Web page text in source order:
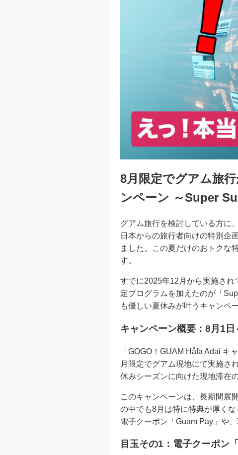
8月限定でグアム旅
ンペーン ～Super
グアム旅行を検討している方に
日本からの旅行者向けの特別企
ました。この夏だけのおトクな
す。
すでに2025年12月から実施され
定プログラムを加えたのが「
も優しい夏休みが叶うキャンペ
キャンペーン概要：8月1
「GOGO！GUAM Håfa Adai キ
月限定でグアム現地にて実施さ
休みシーズンに向けた現地滞在
このキャンペーンは、長期間展
の中でも8月は特に特典が厚く
電子クーポン「Guam Pay」や
目玉その1：電子クーポン